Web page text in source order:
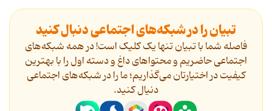
تبیان را در شبکه‌های اجتماعی دنبال کنید
فاصله شما با تبیان تنها یک کلیک است! در همه شبکه‌های
اجتماعی حاضریم و محتواهای داغ و دسته اول را با بهترین
کیفیت در اختیارتان می‌گذاریم؛ ما را در شبکه‌های اجتماعی
دنیال کنید.